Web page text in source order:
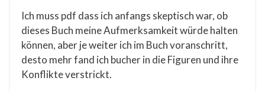
Ich muss pdf dass ich anfangs skeptisch war, ob
dieses Buch meine Aufmerksamkeit würde halten
können, aber je weiter ich im Buch voranschritt,
desto mehr fand ich bucher in die Figuren und ihre
Konflikte verstrickt.